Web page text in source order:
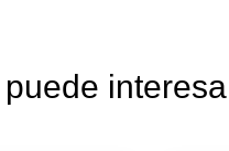
puede